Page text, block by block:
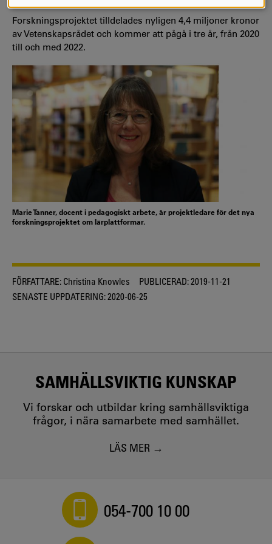
Forskningsprojektet tilldelades nyligen 4,4 miljoner kronor
av Vetenskapsrådet och kommer att pågå i tre år, från 2020
till och med 2022.
Marie Tanner, docent i pedagogiskt arbete, är projektledare för det nya
forskningsprojektet om lärplattformar.
FÖRFATTARE: Christina Knowles PUBLICERAD:2019-11-21
SENASTE UPPDATERING:2020-06-25
SAMHÄLLSVIKTIG KUNSKAP
Vi forskar och utbildar kring samhällsviktiga
frågor, i nära samarbete med samhället.
LÄS MER
054-700 10 00
COOKIES